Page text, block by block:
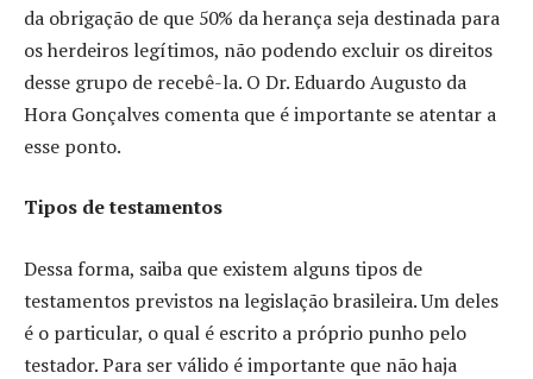
da obrigação de que 50% da herança seja destinada para
os herdeiros legítimos, não podendo excluir os direitos
desse grupo de recebê-la. O Dr. Eduardo Augusto da
Hora Gonçalves comenta que é importante se atentar a
esse ponto.
Tipos de testamentos
Dessa forma, saiba que existem alguns tipos de
testamentos previstos na legislação brasileira. Um deles
é o particular, o qual é escrito a próprio punho pelo
testador. Para ser válido é importante que não haja